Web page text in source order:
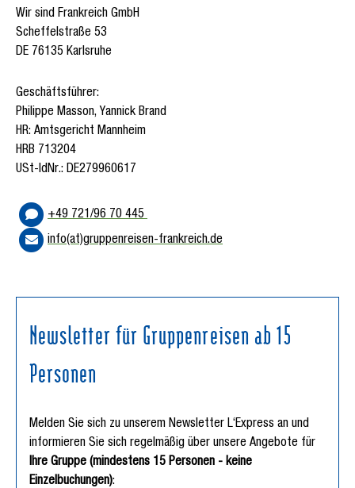
Wir sind Frankreich GmbH
Scheffelstraße 53
DE 76135 Karlsruhe
Geschäftsführer:
Philippe Masson, Yannick Brand
HR: Amtsgericht Mannheim
HRB 713204
USt-IdNr.: DE279960617
+49 721/96 70 445
info(at)gruppenreisen-frankreich.de
Newsletter für Gruppenreisen ab 15
Personen
Melden Sie sich zu unserem Newsletter L‘Express an und
informieren Sie sich regelmäßig über unsere Angebote für
Ihre Gruppe (mindestens 15 Personen - keine
Einzelbuchungen):